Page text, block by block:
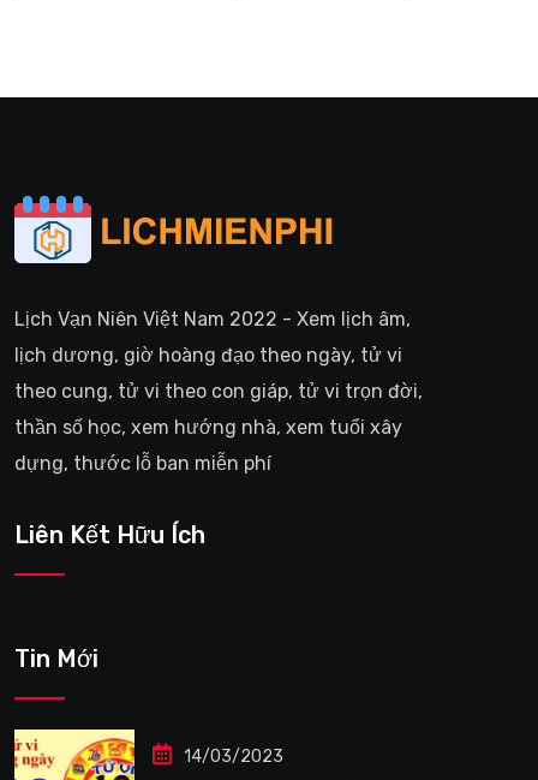
Lịch Vạn Niên Việt Nam 2022 - Xem lịch âm,
lịch dương, giờ hoàng đạo theo ngày, tử vi
theo cung, tử vi theo con giáp, tử vi trọn đời,
thần số học, xem hướng nhà, xem tuổi xây
dựng, thước lỗ ban miễn phí
Liên Kết Hữu Ích
Tin Mới
14/03/2023